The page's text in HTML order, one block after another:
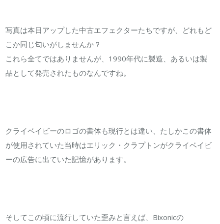
写真は本日アップした中古エフェクターたちですが、どれもど
こか同じ匂いがしませんか？
これら全てではありませんが、1990年代に製造、あるいは製
品として発売されたものなんですね。
クライベイビーのロゴの書体も現行とは違い、たしかこの書体
が使用されていた当時はエリック・クラプトンがクライベイビ
ーの広告に出ていた記憶があります。
そしてこの頃に流行していた歪みと言えば、Bixonicの